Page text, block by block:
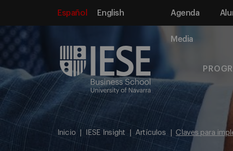
Español English Agenda
Media
Inicio IESE Insight Artículos Claves para